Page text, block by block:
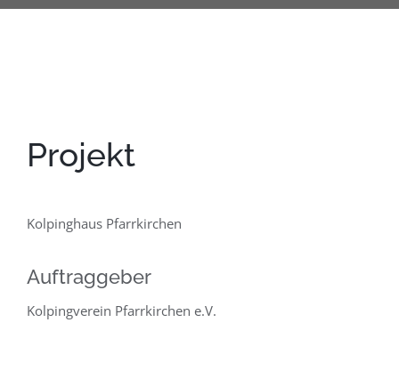
Projekt
Kolpinghaus Pfarrkirchen
Auftraggeber
Kolpingverein Pfarrkirchen e.V.